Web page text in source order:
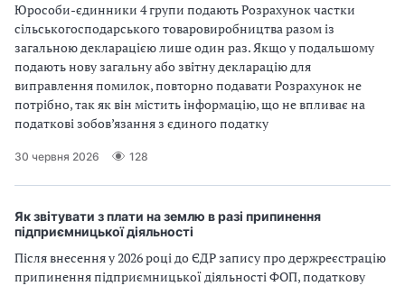
Юрособи-єдинники 4 групи подають Розрахунок частки
сільськогосподарського товаровиробництва разом із
загальною декларацією лише один раз. Якщо у подальшому
подають нову загальну або звітну декларацію для
виправлення помилок, повторно подавати Розрахунок не
потрібно, так як він містить інформацію, що не впливає на
податкові зобов’язання з єдиного податку
30 червня 2026 128
Як звітувати з плати на землю в разі припинення
підприємницької діяльності
Після внесення у 2026 році до ЄДР запису про держреєстрацію
припинення підприємницької діяльності ФОП, податкову